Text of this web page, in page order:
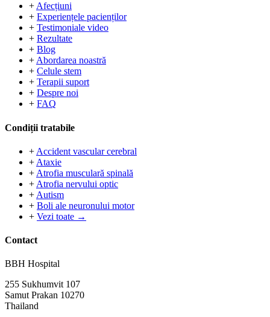
+ Afecțiuni
+ Experiențele pacienților
+ Testimoniale video
+ Rezultate
+ Blog
+ Abordarea noastră
+ Celule stem
+ Terapii suport
+ Despre noi
+ FAQ
Condiții tratabile
+ Accident vascular cerebral
+ Ataxie
+ Atrofia musculară spinală
+ Atrofia nervului optic
+ Autism
+ Boli ale neuronului motor
+ Vezi toate →
Contact
BBH Hospital
255 Sukhumvit 107
Samut Prakan 10270
Thailand